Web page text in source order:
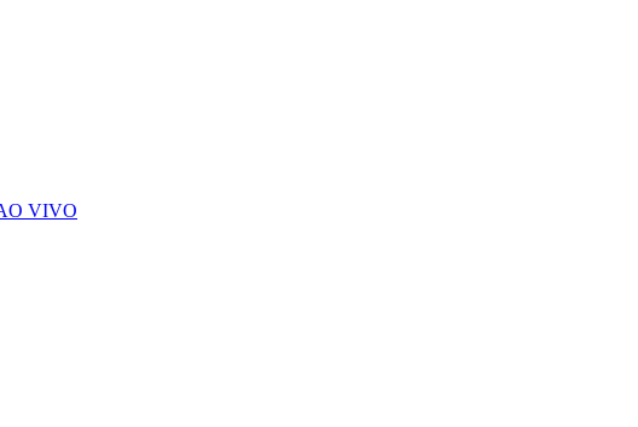
VIVO